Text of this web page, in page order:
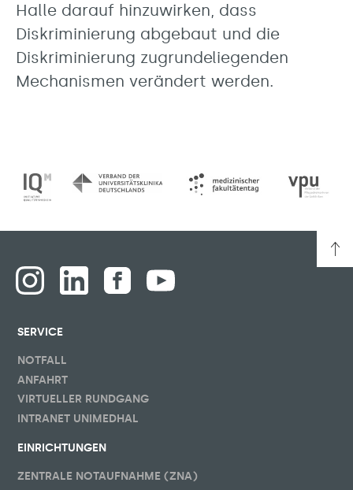
Halle darauf hinzuwirken, dass
Diskriminierung abgebaut und die
Diskriminierung zugrundeliegenden
Mechanismen verändert werden.
SERVICE
NOTFALL
ANFAHRT
VIRTUELLER RUNDGANG
INTRANET UNIMEDHAL
EINRICHTUNGEN
ZENTRALE NOTAUFNAHME (ZNA)